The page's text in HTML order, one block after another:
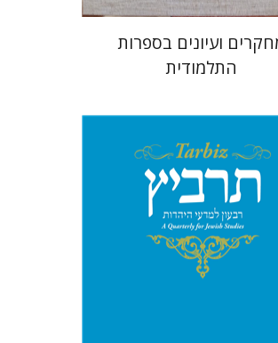
ועיונים בספרות
התלמודית
מיכאל סיגל יהונתן גארב